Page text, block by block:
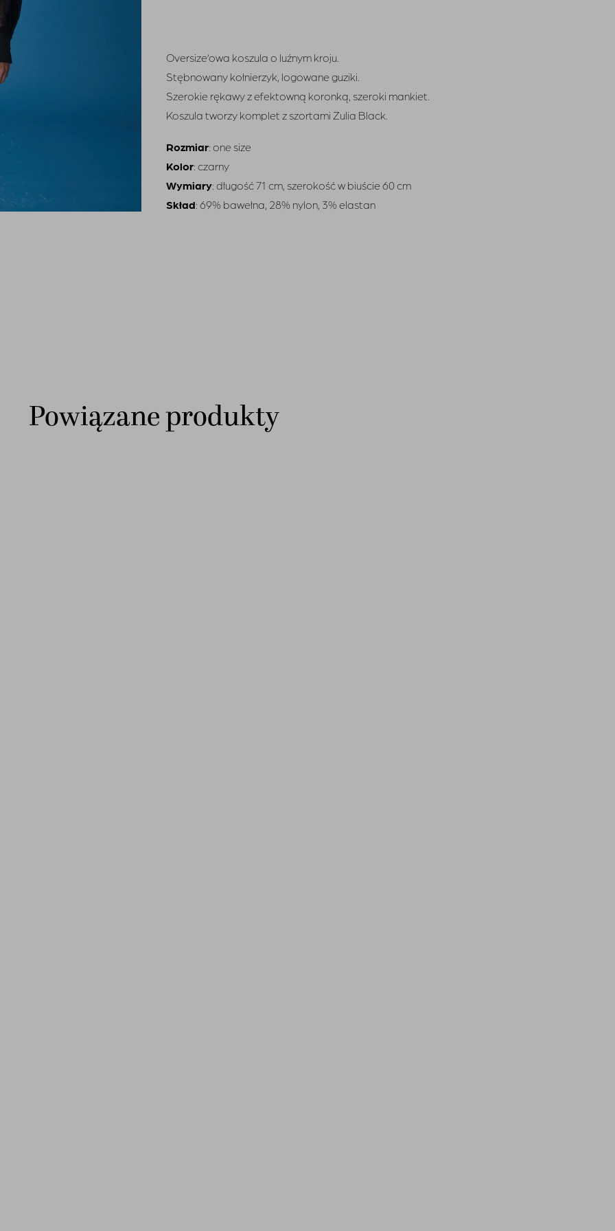
Oversize’owa koszula o luźnym kroju.
Stębnowany kołnierzyk, logowane guziki.
Szerokie rękawy z efektowną koronką, szeroki mankiet.
Koszula tworzy komplet z szortami Zulia Black.
Rozmiar: one size
Kolor: czarny
Wymiary: długość 71 cm, szerokość w biuście 60 cm
Skład: 69% bawełna, 28% nylon, 3% elastan
Powiązane produkty